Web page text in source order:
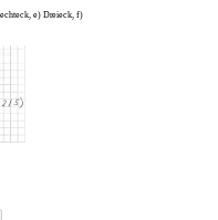
e) Dreieck, f)